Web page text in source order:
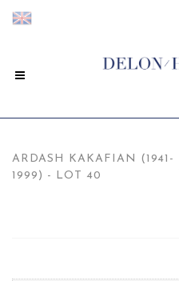
ARDASH KAKAFIAN (1941-
1999) - LOT 40